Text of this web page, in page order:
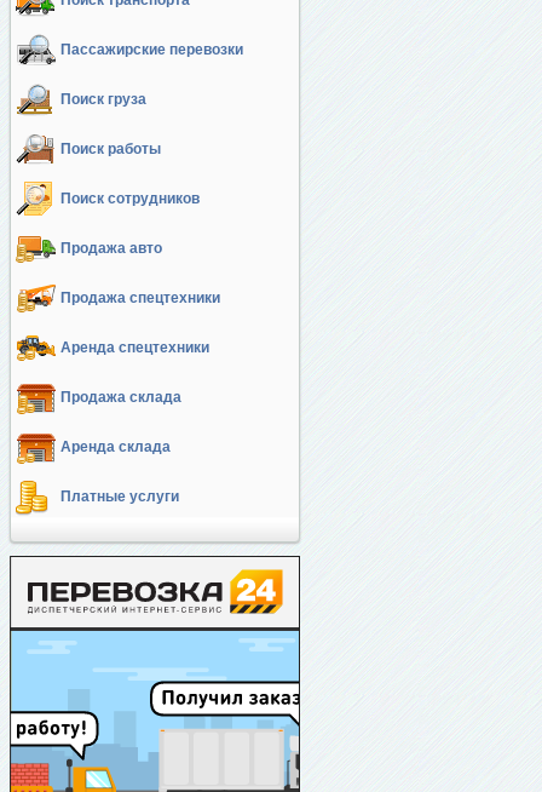
Пассажирские перевозки
Поиск груза
Поиск работы
Поиск сотрудников
Продажа авто
Продажа спецтехники
Аренда спецтехники
Продажа склада
Аренда склада
Платные услуги